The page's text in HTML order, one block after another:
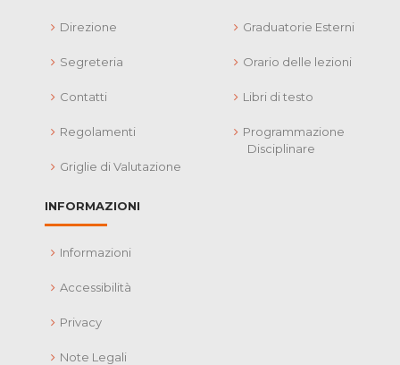
Direzione
Segreteria
Contatti
Regolamenti
Griglie di Valutazione
Graduatorie Esterni
Orario delle lezioni
Libri di testo
Programmazione
Disciplinare
INFORMAZIONI
Informazioni
Accessibilità
Privacy
Note Legali